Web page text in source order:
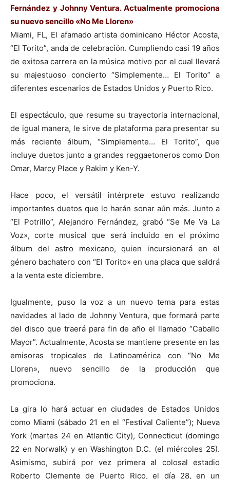
Fernández y Johnny Ventura. Actualmente promociona
su nuevo sencillo «No Me Lloren»
Miami, FL, El afamado artista dominicano Héctor Acosta,
“El Torito”, anda de celebración. Cumpliendo casi 19 años
de exitosa carrera en la música motivo por el cual llevará
su majestuoso concierto “Simplemente… El Torito” a
diferentes escenarios de Estados Unidos y Puerto Rico.
El espectáculo, que resume su trayectoria internacional,
de igual manera, le sirve de plataforma para presentar su
más reciente álbum, “Simplemente… El Torito”, que
incluye duetos junto a grandes reggaetoneros como Don
Omar, Marcy Place y Rakim y Ken-Y.
Hace poco, el versátil intérprete estuvo realizando
importantes duetos que lo harán sonar aún más. Junto a
“El Potrillo”, Alejandro Fernández, grabó “Se Me Va La
Voz», corte musical que será incluido en el próximo
álbum del astro mexicano, quien incursionará en el
género bachatero con “El Torito» en una placa que saldrá
a la venta este diciembre.
Igualmente, puso la voz a un nuevo tema para estas
navidades al lado de Johnny Ventura, que formará parte
del disco que traerá para fin de año el llamado “Caballo
Mayor”. Actualmente, Acosta se mantiene presente en las
emisoras tropicales de Latinoamérica con “No Me
Lloren», nuevo sencillo de la producción que
promociona.
La gira lo hará actuar en ciudades de Estados Unidos
como Miami (sábado 21 en el “Festival Caliente”); Nueva
York (martes 24 en Atlantic City), Connecticut (domingo
22 en Norwalk) y en Washington D.C. (el miércoles 25).
Asimismo, subirá por vez primera al colosal estadio
Roberto Clemente de Puerto Rico, el día 28, en un